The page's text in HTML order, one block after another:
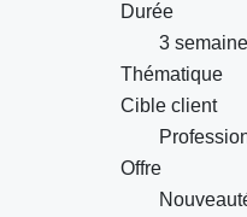
Durée
3
Thématique
Cible client
Offre